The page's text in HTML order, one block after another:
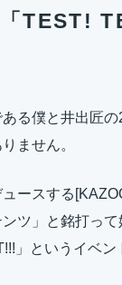
TEST!
る僕と井出匠
ません。
ュースする
ツ」と銘打って
」というイベ